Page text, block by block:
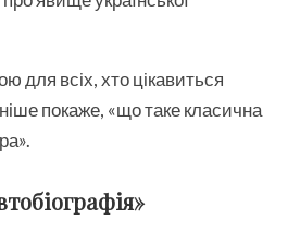
для всіх, хто цікавиться
покаже, «що таке класична